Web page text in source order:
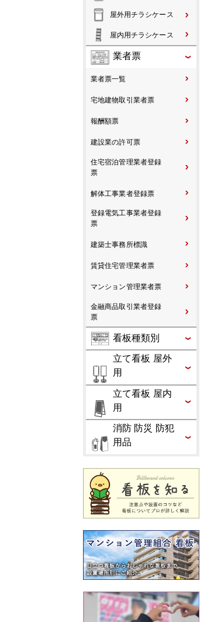
屋外用チラシケース
屋内用チラシケース
業者票
業者票一覧
宅地建物取引業者票
報酬額票
建設業の許可票
住宅宿泊管理業者登録
票
解体工事業者登録票
登録電気工事業者登録
票
建築士事務所標識
賃貸住宅管理業者票
マンション管理業者票
金融商品取引業者登録
票
看板種類別
立て看板 屋外
用
立て看板 屋内
用
消防 防災 防犯
用品